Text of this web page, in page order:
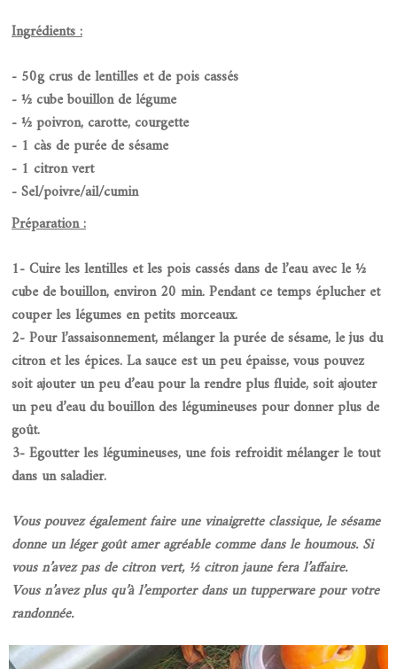
Ingrédients :
- 50g crus de lentilles et de pois cassés
- ½ cube bouillon de légume
- ½ poivron, carotte, courgette
- 1 càs de purée de sésame
- 1 citron vert
- Sel/poivre/ail/cumin
Préparation :
1- Cuire les lentilles et les pois cassés dans de l’eau avec le ½
cube de bouillon, environ 20 min. Pendant ce temps éplucher et
couper les légumes en petits morceaux.
2- Pour l’assaisonnement, mélanger la purée de sésame, le jus du
citron et les épices. La sauce est un peu épaisse, vous pouvez
soit ajouter un peu d’eau pour la rendre plus fluide, soit ajouter
un peu d’eau du bouillon des légumineuses pour donner plus de
goût.
3- Egoutter les légumineuses, une fois refroidit mélanger le tout
dans un saladier.
Vous pouvez également faire une vinaigrette classique, le sésame
donne un léger goût amer agréable comme dans le houmous. Si
vous n’avez pas de citron vert, ½ citron jaune fera l’affaire.
Vous n’avez plus qu’à l’emporter dans un tupperware pour votre
randonnée.